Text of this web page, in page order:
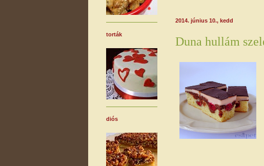
2014. június 10., kedd
Duna hullám
torták
diós